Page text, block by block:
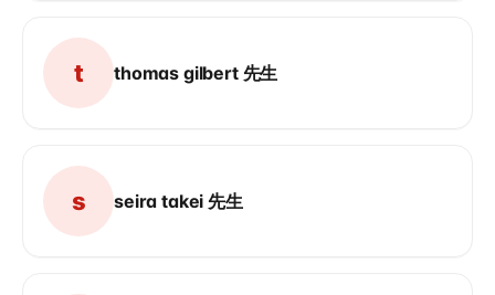
t thomas gilbert 先生
s seira takei 先生